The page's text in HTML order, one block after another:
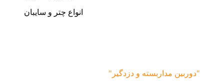
انواع چتر و سایبان
"دوربین مداربسته و دزدگیر"